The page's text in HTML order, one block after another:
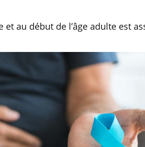
au début de l’âge adulte est